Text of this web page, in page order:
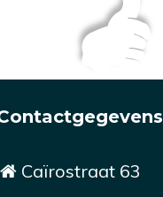
Caïrostraat 63